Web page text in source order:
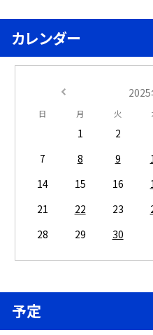
カレンダー
日 月 火
1 2
7
8 9
14
15 16
21
22 23
28
29 30
予定